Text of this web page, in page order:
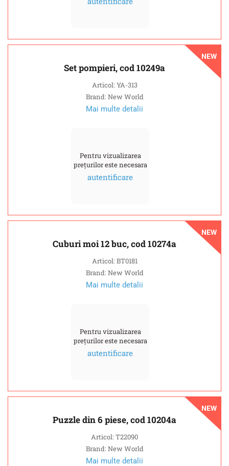
NEW
Set pompieri, cod 10249a
Articol: YA-313
Brand: New World
Mai multe detalii
Pentru vizualizarea
prețurilor este necesara
autentificare
NEW
Cuburi moi 12 buc, cod 10274a
Articol: BT0181
Brand: New World
Mai multe detalii
Pentru vizualizarea
prețurilor este necesara
autentificare
NEW
Puzzle din 6 piese, cod 10204a
Articol: T22090
Brand: New World
Mai multe detalii